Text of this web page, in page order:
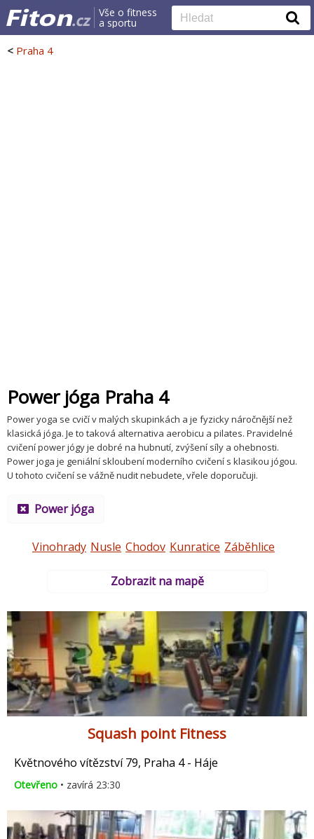
Vše o fitness
a sportu
< Praha 4
Power jóga Praha 4
Power yoga se cvičí v malých skupinkách a je fyzicky náročnější než
klasická jóga. Je to taková alternativa aerobicu a pilates. Pravidelné
cvičení power jógy je dobré na hubnutí, zvýšení síly a ohebnosti.
Power joga je geniální skloubení moderního cvičení s klasikou jógou.
U tohoto cvičení se vážně nudit nebudete, vřele doporučuji.
Power jóga
Vinohrady Nusle Chodov Kunratice Záběhlice
Zobrazit na mapě
Squash point Fitness
Květnového vítězství 79, Praha 4 - Háje
Otevřeno • zavírá 23:30